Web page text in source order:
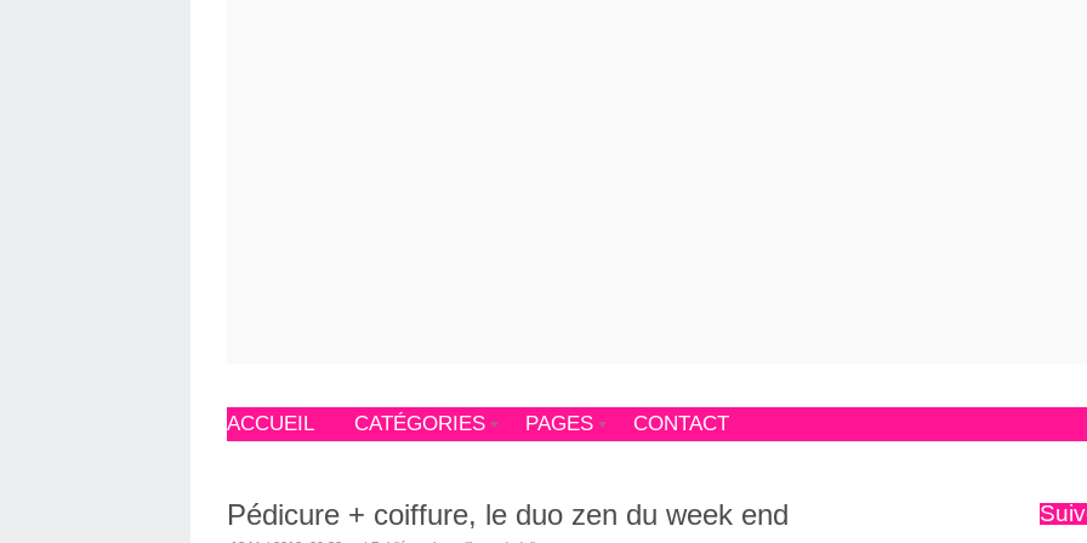
ACCUEIL CATÉGORIES PAGES CONTACT
Pédicure + coiffure, le duo zen du week end